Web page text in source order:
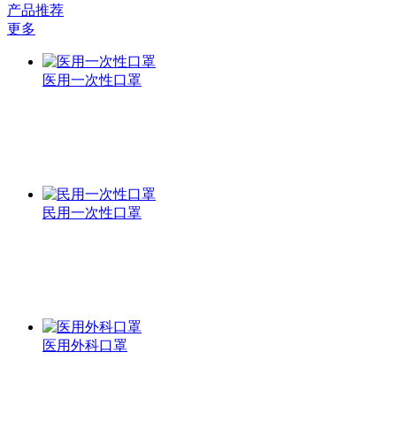
产品推荐
更多
医用一次性口罩
民用一次性口罩
医用外科口罩